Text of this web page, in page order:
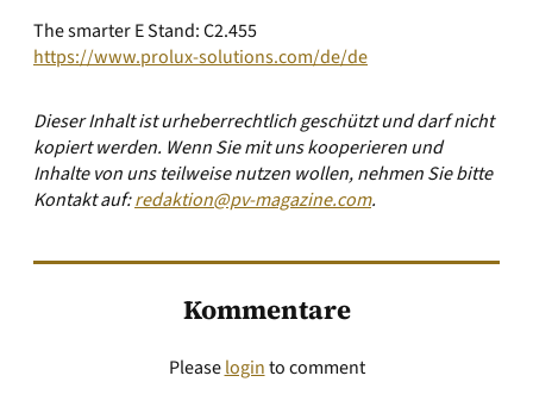
The smarter E Stand: C2.455
https://www.prolux-solutions.com/de/de
Dieser Inhalt ist urheberrechtlich geschützt und darf nicht
kopiert werden. Wenn Sie mit uns kooperieren und
Inhalte von uns teilweise nutzen wollen, nehmen Sie bitte
Kontakt auf:redaktion@pv-magazine.com.
Kommentare
Pleaseloginto comment